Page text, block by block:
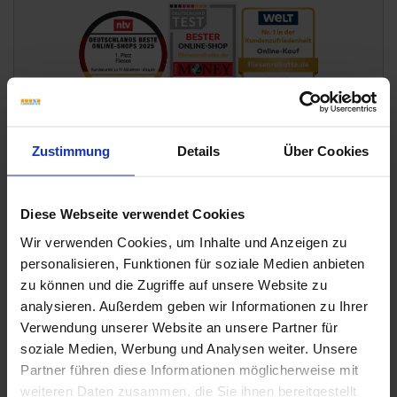
Zustimmung Details Über Cookies
Diese Webseite verwendet Cookies
Wir verwenden Cookies, um Inhalte und Anzeigen zu
personalisieren, Funktionen für soziale Medien anbieten
zu können und die Zugriffe auf unsere Website zu
analysieren. Außerdem geben wir Informationen zu Ihrer
Verwendung unserer Website an unsere Partner für
soziale Medien, Werbung und Analysen weiter. Unsere
Partner führen diese Informationen möglicherweise mit
weiteren Daten zusammen, die Sie ihnen bereitgestellt
Wünschen Sie eine Beratung?
Unsere Experten sind für Sie da:
Mo. - Fr. 09.00 - 18.00 Uhr
Sa 10.00 - 13.00 Uhr